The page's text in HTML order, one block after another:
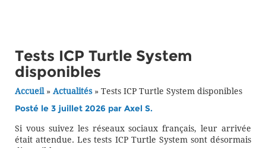
Tests ICP Turtle System
disponibles
Accueil» Actualités» Tests ICP Turtle System disponibles
Posté le 3 juillet 2026 par Axel S.
Si vous suivez les réseaux sociaux français, leur arrivée
était attendue. Les tests ICP Turtle System sont désormais